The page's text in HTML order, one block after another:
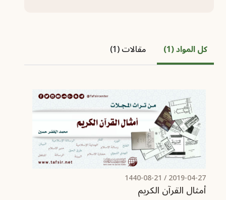
كل المواد (1) مقالات (1)
2019-04-27
/ 1440-08-21
أمثال القرآن الكريم